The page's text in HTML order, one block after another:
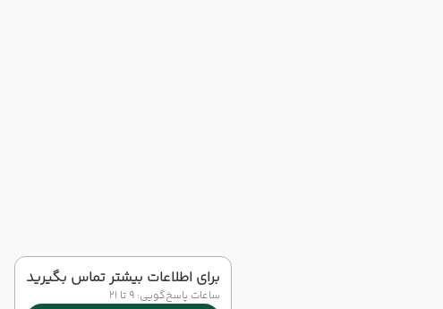
برای اطلاعات بیشتر تماس بگیرید
ساعات پاسخ‌گویی: 9 تا 21